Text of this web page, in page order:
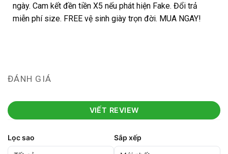
ngày. Cam kết đền tiền X5 nếu phát hiện Fake. Đổi trả
miễn phí size. FREE vệ sinh giày trọn đời. MUA NGAY!
ĐÁNH GIÁ
VIẾT REVIEW
Lọc sao Sắp xếp